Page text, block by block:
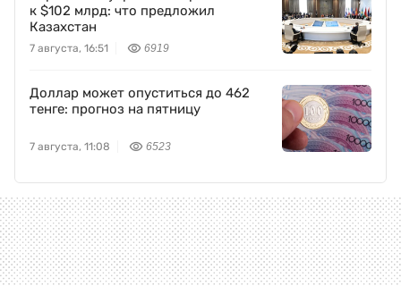
к $102 млрд: что предложил
Казахстан
7 августа, 16:51 6919
Доллар может опуститься до 462
тенге: прогноз на пятницу
7 августа, 11:08 6523